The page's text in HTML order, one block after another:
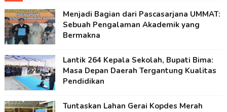
Menjadi Bagian dari Pascasarjana UMMAT:
Sebuah Pengalaman Akademik yang
Bermakna
Lantik 264 Kepala Sekolah, Bupati Bima:
Masa Depan Daerah Tergantung Kualitas
Pendidikan
Tuntaskan Lahan Gerai Kopdes Merah